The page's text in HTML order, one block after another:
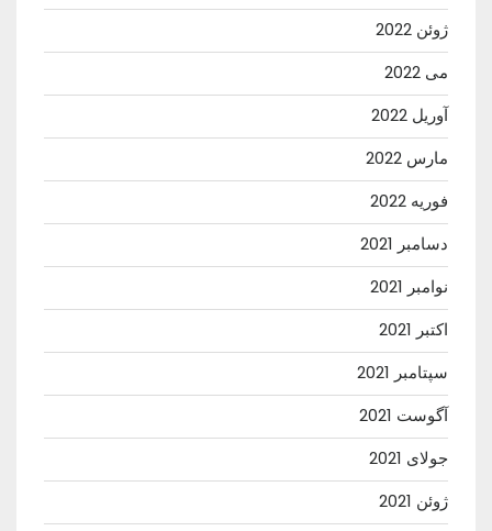
ژوئن 2022
می 2022
آوریل 2022
مارس 2022
فوریه 2022
دسامبر 2021
نوامبر 2021
اکتبر 2021
سپتامبر 2021
آگوست 2021
جولای 2021
ژوئن 2021